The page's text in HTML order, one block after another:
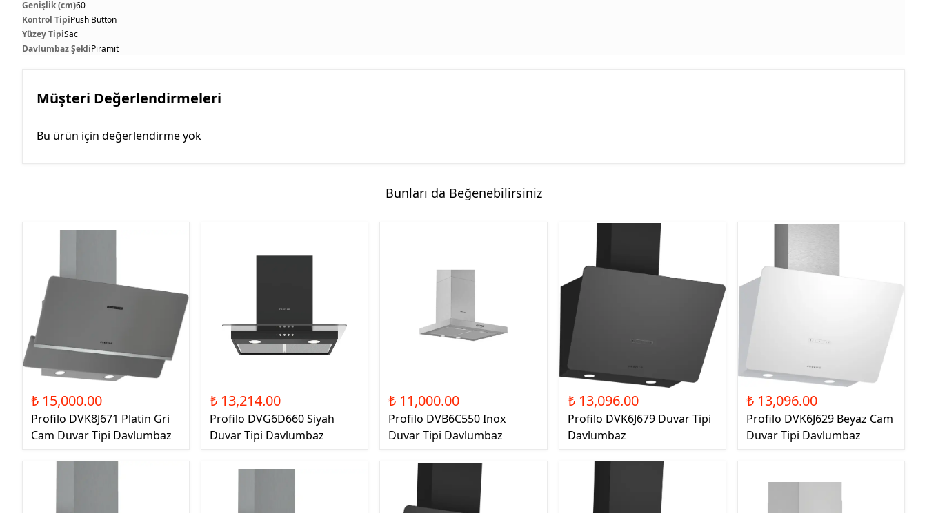
Genişlik (cm)60
Kontrol TipiPush Button
Yüzey TipiSac
Davlumbaz ŞekliPiramit
Müşteri Değerlendirmeleri
Bu ürün için değerlendirme yok
Bunları da Beğenebilirsiniz
₺ 15,000.00
Profilo DVK8J671 Platin Gri
Cam Duvar Tipi Davlumbaz
₺ 13,214.00
Profilo DVG6D660 Siyah
Duvar Tipi Davlumbaz
₺ 11,000.00
Profilo DVB6C550 Inox
Duvar Tipi Davlumbaz
₺ 13,096.00
Profilo DVK6J679 Duvar Tipi
Davlumbaz
₺ 13,096.00
Profilo DVK6J629 Beyaz Cam
Duvar Tipi Davlumbaz